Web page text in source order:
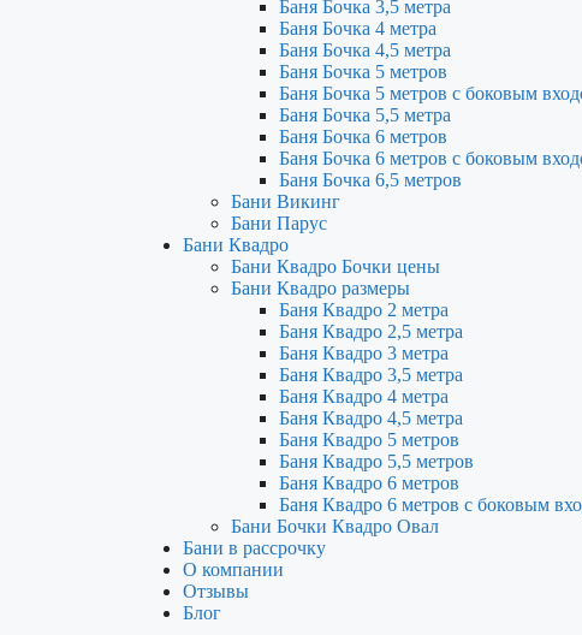
Баня Бочка 3,5 метра
Баня Бочка 4 метра
Баня Бочка 4,5 метра
Баня Бочка 5 метров
Баня Бочка 5 метров с боковым
Баня Бочка 5,5 метра
Баня Бочка 6 метров
Баня Бочка 6 метров с боковым
Баня Бочка 6,5 метров
Бани Викинг
Бани Парус
Бани Квадро
Бани Квадро Бочки цены
Бани Квадро размеры
Баня Квадро 2 метра
Баня Квадро 2,5 метра
Баня Квадро 3 метра
Баня Квадро 3,5 метра
Баня Квадро 4 метра
Баня Квадро 4,5 метра
Баня Квадро 5 метров
Баня Квадро 5,5 метров
Баня Квадро 6 метров
Баня Квадро 6 метров с боковым
Бани Бочки Квадро Овал
Бани в рассрочку
О компании
Отзывы
Блог